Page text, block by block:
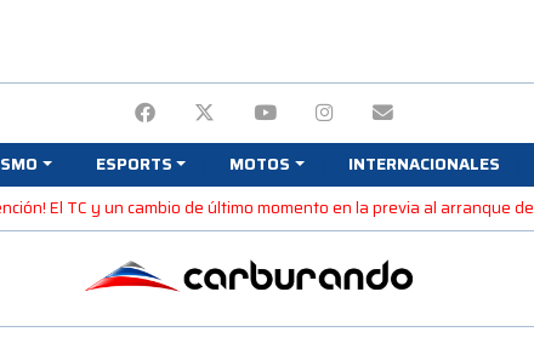
ESPORTS MOTOS INTERNACIONALES
El TC y un cambio de último momento en la previa al arranque